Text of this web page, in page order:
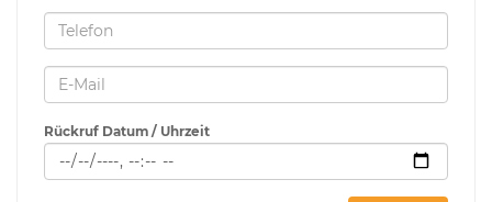
Rückruf Datum / Uhrzeit